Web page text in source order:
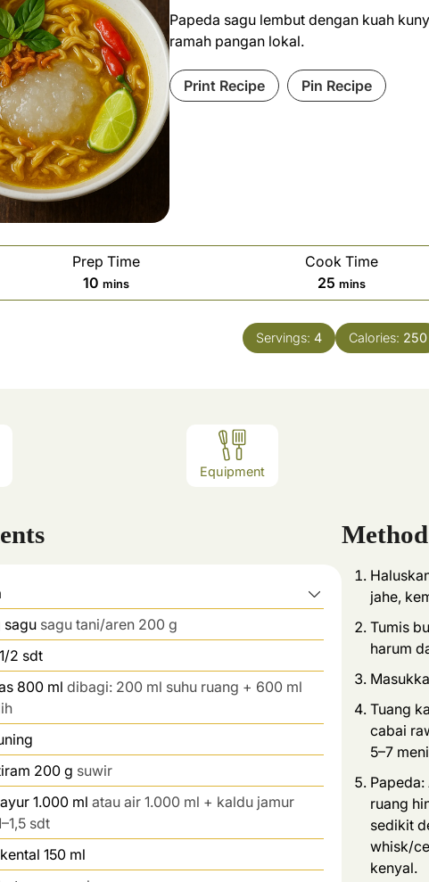
Papeda sagu lembut dengan kuah
ramah pangan lokal.
Print Recipe Pin Recipe
Prep Time
10 minutes
mins
Cook Time
25minutes
mins
Servings: 4 Calories: 250
Equipment
sagu sagu tani/aren 200 g
2 sdt
800 ml dibagi: 200 ml suhu ruang + 600 ml
200 g suwir
1.000 ml atau air 1.000 ml + kaldu jamur
sdt
150 ml
Method
jahe,
Tumis
harum
Tuang
cabai
5–7
ruang
sedikit
whisk/
kenyal.